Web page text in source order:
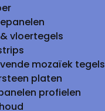
vloertegels
mozaïek tegels
platen
profielen